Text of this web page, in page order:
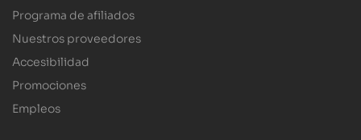
Programa de afiliados
Nuestros proveedores
Accesibilidad
Promociones
Empleos